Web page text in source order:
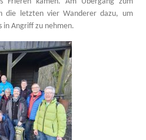
die letzten vier Wanderer dazu, um
in Angriff zu nehmen.